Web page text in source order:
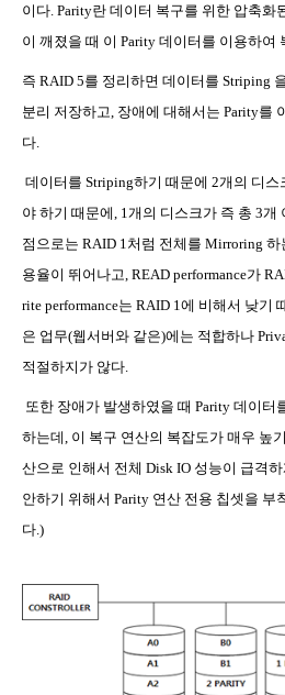
이다 . Parity란 데이터 복구를 위한 압축화
이 깨졌을 때 이 Parity 데이터를 이용하여
즉 RAID 5를 정리하면 데이터를 Striping
분리 저장하고 장애에 대해서는 Parity를
다
데이터를 Striping하기 때문에 2개의 디스
야 하기 때문에 , 1 개의 디스크가 즉 총 3개
점으로는 RAID 1 처럼 전체를 Mirroring 하
용율이 뛰어나고 , READ performance가
rite performance는 RAID 1 에 비해서 낮기
은 업무(웹서버와 같은)에는 적합하나
적절하지가 않다
또한 장애가 발생하였을 때 Parity 데이터
하는데 이 복구 연산의 복잡도가 매우 높
산으로 인해서 전체 Disk IO 성능이 급격
안하기 위해서 Parity 연산 전용 칩셋을 부
다 .)